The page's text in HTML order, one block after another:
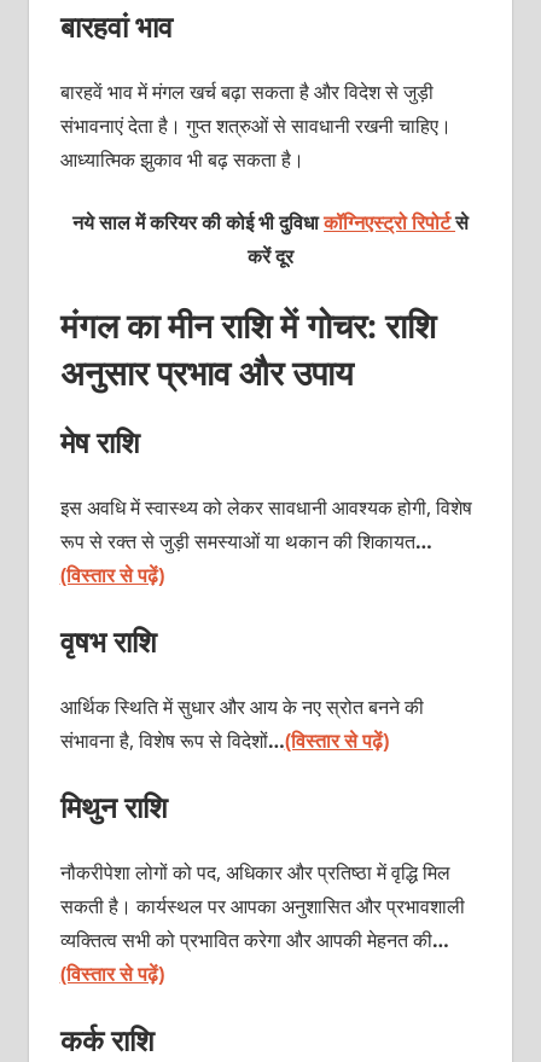
बारहवां भाव
बारहवें भाव में मंगल खर्च बढ़ा सकता है और विदेश से जुड़ी
संभावनाएं देता है। गुप्त शत्रुओं से सावधानी रखनी चाहिए।
आध्यात्मिक झुकाव भी बढ़ सकता है।
नये साल में करियर की कोई भी दुविधाकॉग्निएस्ट्रो रिपोर्टसे
करें दूर
मंगल का मीन राशि में गोचर:राशि
अनुसार प्रभाव और उपाय
मेष राशि
इस अवधि में स्वास्थ्य को लेकर सावधानी आवश्यक होगी, विशेष
रूप से रक्त से जुड़ी समस्याओं या थकान की शिकायत…
(विस्तार से पढ़ें)
वृषभ राशि
आर्थिक स्थिति में सुधार और आय के नए स्रोत बनने की
संभावना है, विशेष रूप से विदेशों…(विस्तार से पढ़ें)
मिथुन राशि
नौकरीपेशा लोगों को पद, अधिकार और प्रतिष्ठा में वृद्धि मिल
सकती है। कार्यस्थल पर आपका अनुशासित और प्रभावशाली
व्यक्तित्व सभी को प्रभावित करेगा और आपकी मेहनत की…
(विस्तार से पढ़ें)
कर्क राशि